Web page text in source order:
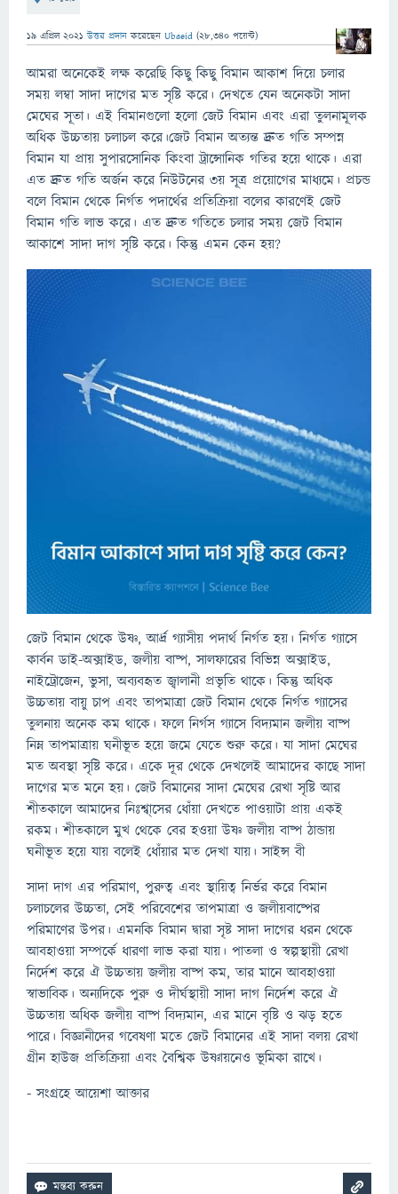
19 এপ্রিল 2021 উত্তর প্রদান করেছেন Ubaeid (28,340 পয়েন্ট)
আমরা অনেকেই লক্ষ করেছি কিছু কিছু বিমান আকাশ দিয়ে চলার
সময় লম্বা সাদা দাগের মত সৃষ্টি করে। দেখতে যেন অনেকটা সাদা
মেঘের সূতা। এই বিমানগুলো হলো জেট বিমান এবং এরা তুলনামূলক
অধিক উচ্চতায় চলাচল করে।জেট বিমান অত্যন্ত দ্রুত গতি সম্পন্ন
বিমান যা প্রায় সুপারসোনিক কিংবা ট্রান্সোনিক গতির হয়ে থাকে। এরা
এত দ্রুত গতি অর্জন করে নিউটনের ৩য় সূত্র প্রয়োগের মাধ্যমে। প্রচন্ড
বলে বিমান থেকে নির্গত পদার্থের প্রতিক্রিয়া বলের কারণেই জেট
বিমান গতি লাভ করে। এত দ্রুত গতিতে চলার সময় জেট বিমান
আকাশে সাদা দাগ সৃষ্টি করে। কিন্তু এমন কেন হয়?
জেট বিমান থেকে উষ্ণ, আর্দ্র গ্যাসীয় পদার্থ নির্গত হয়। নির্গত গ্যাসে
কার্বন ডাই-অক্সাইড, জলীয় বাষ্প, সালফারের বিভিন্ন অক্সাইড,
নাইট্রোজেন, ভুসা, অব্যবহৃত জ্বালানী প্রভৃতি থাকে। কিন্তু অধিক
উচ্চতায় বায়ু চাপ এবং তাপমাত্রা জেট বিমান থেকে নির্গত গ্যাসের
তুলনায় অনেক কম থাকে। ফলে নির্গস গ্যাসে বিদ্যমান জলীয় বাষ্প
নিম্ন তাপমাত্রায় ঘনীভূত হয়ে জমে যেতে শুরু করে। যা সাদা মেঘের
মত অবস্থা সৃষ্টি করে। একে দূর থেকে দেখলেই আমাদের কাছে সাদা
দাগের মত মনে হয়। জেট বিমানের সাদা মেঘের রেখা সৃষ্টি আর
শীতকালে আমাদের নিঃশ্বা্সের ধোঁয়া দেখতে পাওয়াটা প্রায় একই
রকম। শীতকালে মুখ থেকে বের হওয়া উষ্ণ জলীয় বাষ্প ঠান্ডায়
ঘনীভূত হয়ে যায় বলেই ধোঁয়ার মত দেখা যায়। সাইন্স বী
সাদা দাগ এর পরিমাণ, পুরুত্ব এবং স্থায়িত্ব নির্ভর করে বিমান
চলাচলের উচ্চতা, সেই পরিবেশের তাপমাত্রা ও জলীয়বাষ্পের
পরিমাণের উপর। এমনকি বিমান দ্বারা সৃষ্ট সাদা দাগের ধরন থেকে
আবহাওয়া সম্পর্কে ধারণা লাভ করা যায়। পাতলা ও স্বল্পস্থায়ী রেখা
নির্দেশ করে ঐ উচ্চতায় জলীয় বাষ্প কম, তার মানে আবহাওয়া
স্বাভাবিক। অন্যদিকে পুরু ও দীর্ঘস্থায়ী সাদা দাগ নির্দেশ করে ঐ
উচ্চতায় অধিক জলীয় বাষ্প বিদ্যমান, এর মানে বৃষ্টি ও ঝড় হতে
পারে। বিজ্ঞানীদের গবেষণা মতে জেট বিমানের এই সাদা বলয় রেখা
গ্রীন হাউজ প্রতিক্রিয়া এবং বৈশ্বিক উষ্ণায়নেও ভূমিকা রাখে।
- সংগ্রহে আয়েশা আক্তার